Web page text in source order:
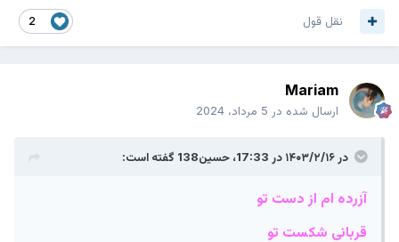
2 نقل قول
Mariam
ارسال شده در 5 مرداد، 2024
در ۱۴۰۳/۲/۱۶ در 17:33، حسین138 گفته است:
آزرده ام از دست تو
قربانی شکست تو